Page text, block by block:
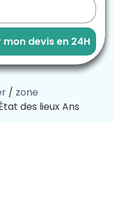
mon devis en 24H
/ zone
des lieux Ans